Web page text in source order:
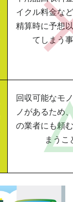
イクル料金な
精算時に予想
てしまう
回収可能なモ
ノがあるため
の業者にも頼
まうこ